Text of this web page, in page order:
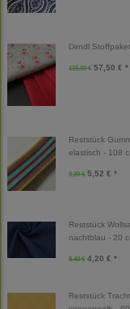
Dirndl
115,00 € 57,50 € *
Reststück
elastisch - 108
9,20 € 5,52 € *
Reststück
nachtblau - 20
8,40 € 4,20 € *
Reststück